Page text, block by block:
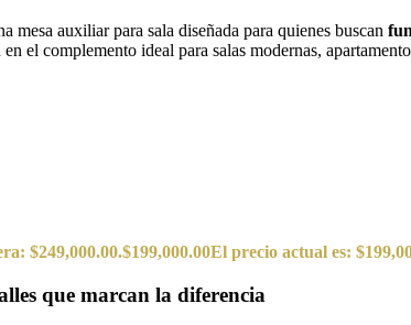
mesa auxiliar para sala diseñada para quienes buscan
el complemento ideal para salas modernas,
$249,000.00.$199,000.00El precio actual es:
que marcan la diferencia